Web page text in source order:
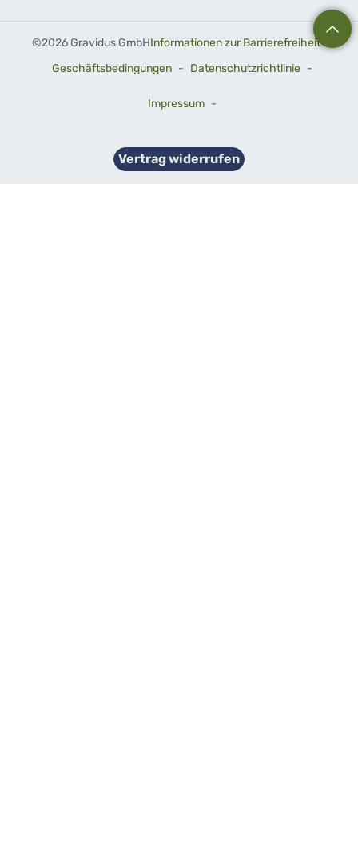
©2026 Gravidus GmbHInformationen zur Barrierefreiheit-
Geschäftsbedingungen - Datenschutzrichtlinie -
Impressum -
Vertrag widerrufen